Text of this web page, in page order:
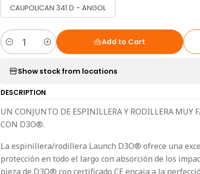
CAUPOLICAN 341 D - ANGOL
Quantity
Add to Cart
Show stock from locations
DESCRIPTION
UN CONJUNTO DE ESPINILLERA Y RODILLERA MUY
CON D3O®.
La espinillera/rodillera Launch D3O® ofrece una
protección en todo el largo con absorción de los
pieza de D3O® con certificado CE encaja a la